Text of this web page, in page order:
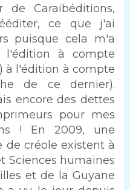
de Caraibéditions,
ce que j'ai
puisque cela m'a
l'édition à compte
à l'édition à compte
de ce dernier).
encore des dettes
pour mes
! En 2009, une
de créole existent à
Sciences humaines
et de la Guyane